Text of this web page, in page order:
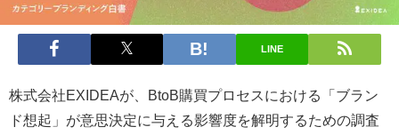
LINE
株式会社EXIDEAが、BtoB購買プロセスにおける「ブラン
ド想起」が意思決定に与える影響度を解明するための調査